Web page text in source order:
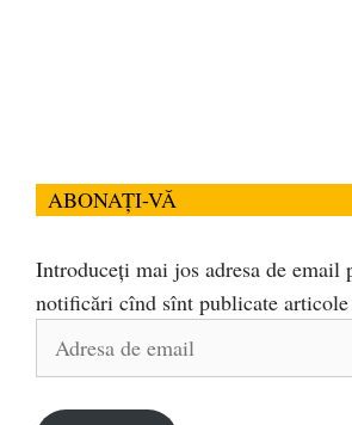
ABONAȚI-VĂ
Introduceți mai jos adresa de email
notificări cînd sînt publicate
Adresa